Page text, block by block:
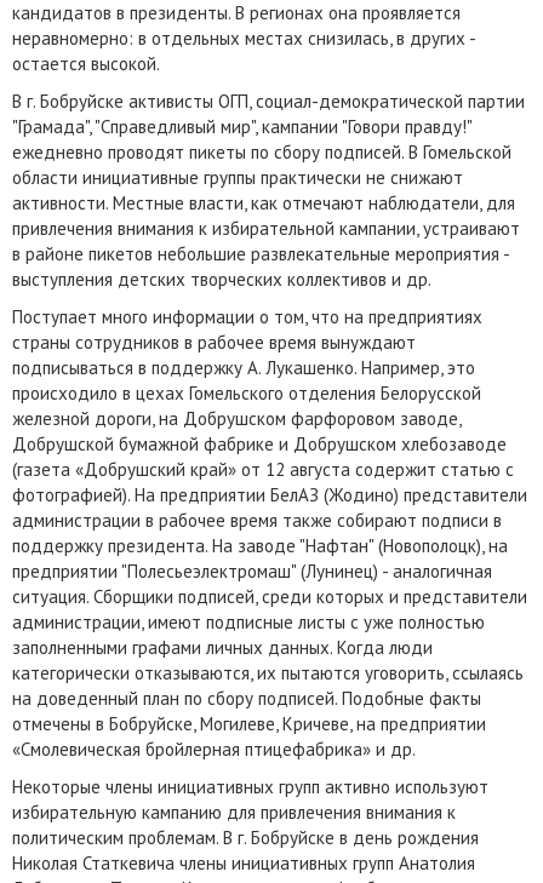
кандидатов в президенты. В регионах она проявляется
неравномерно: в отдельных местах снизилась, в других -
остается высокой.
В г. Бобруйске активисты ОГП, социал-демократической партии
"Грамада", "Справедливый мир", кампании "Говори правду!"
ежедневно проводят пикеты по сбору подписей. В Гомельской
области инициативные группы практически не снижают
активности. Местные власти, как отмечают наблюдатели, для
привлечения внимания к избирательной кампании, устраивают
в районе пикетов небольшие развлекательные мероприятия -
выступления детских творческих коллективов и др.
Поступает много информации о том, что на предприятиях
страны сотрудников в рабочее время вынуждают
подписываться в поддержку А. Лукашенко. Например, это
происходило в цехах Гомельского отделения Белорусской
железной дороги, на Добрушском фарфоровом заводе,
Добрушской бумажной фабрике и Добрушском хлебозаводе
(газета «Добрушский край» от 12 августа содержит статью с
фотографией). На предприятии БелАЗ (Жодино) представители
администрации в рабочее время также собирают подписи в
поддержку президента. На заводе "Нафтан" (Новополоцк), на
предприятии "Полесьеэлектромаш" (Лунинец) - аналогичная
ситуация. Сборщики подписей, среди которых и представители
администрации, имеют подписные листы с уже полностью
заполненными графами личных данных. Когда люди
категорически отказываются, их пытаются уговорить, ссылаясь
на доведенный план по сбору подписей. Подобные факты
отмечены в Бобруйске, Могилеве, Кричеве, на предприятии
«Смолевическая бройлерная птицефабрика» и др.
Некоторые члены инициативных групп активно используют
избирательную кампанию для привлечения внимания к
политическим проблемам. В г. Бобруйске в день рождения
Николая Статкевича члены инициативных групп Анатолия